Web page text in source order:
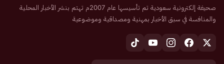
صحيفة إلكترونية سعودية تم تأسيسها عام 2007م تهتم بنشر الأخبار المحلية
والمنافسة في سبق الأخبار بمهنية ومصداقية وموضوعية